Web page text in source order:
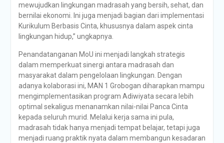
mewujudkan lingkungan madrasah yang bersih, sehat, dan
bernilai ekonomi. Ini juga menjadi bagian dari implementasi
Kurikulum Berbasis Cinta, khususnya dalam aspek cinta
lingkungan hidup,” ungkapnya.
Penandatanganan MoU ini menjadi langkah strategis
dalam memperkuat sinergi antara madrasah dan
masyarakat dalam pengelolaan lingkungan. Dengan
adanya kolaborasi ini, MAN 1 Grobogan diharapkan mampu
mengimplementasikan program Adiwiyata secara lebih
optimal sekaligus menanamkan nilai-nilai Panca Cinta
kepada seluruh murid. Melalui kerja sama ini pula,
madrasah tidak hanya menjadi tempat belajar, tetapi juga
menjadi ruang praktik nyata dalam membangun kesadaran